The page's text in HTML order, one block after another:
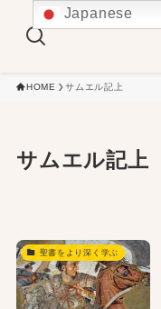
HOME サムエル記上
サムエル記上
聖書をより深く学ぶ
Japanese